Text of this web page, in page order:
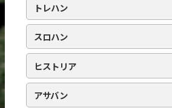
トレハン
スロハン
ヒストリア
アサバン